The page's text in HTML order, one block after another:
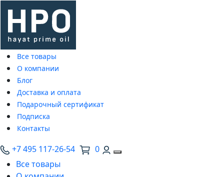
Все товары
О компании
Блог
Доставка и оплата
Подарочный сертификат
Подписка
Контакты
+7 495 117-26-54
0
Все товары